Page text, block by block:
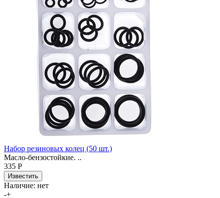
Набор резиновых колец (50 шт.)
Масло-бензостойкие. ..
335 Р
Наличие: нет
-+